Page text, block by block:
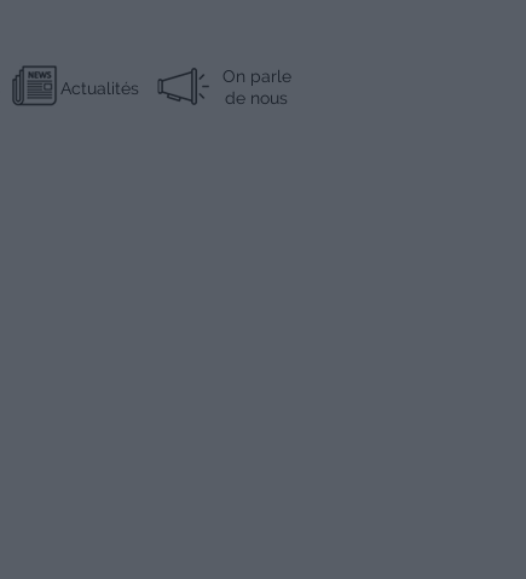
Actualités
On parle
de nous